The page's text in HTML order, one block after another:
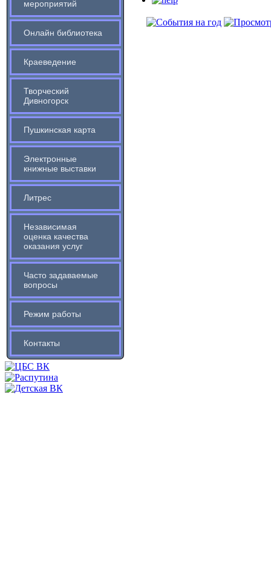
мероприятий
Онлайн библиотека
Краеведение
Творческий
Дивногорск
Пушкинская карта
Электронные
книжные выставки
Литрес
Независимая
оценка качества
оказания услуг
Часто задаваемые
вопросы
Режим работы
Контакты